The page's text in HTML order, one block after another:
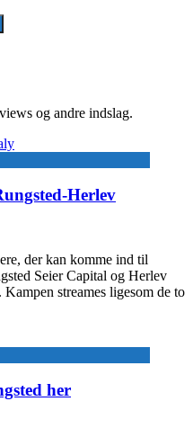
og andre indslag.
Herlev
der kan komme ind til
Seier Capital og Herlev
streames ligesom de to
her